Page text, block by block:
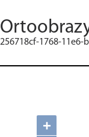
256718cf-1768-11e6-
+